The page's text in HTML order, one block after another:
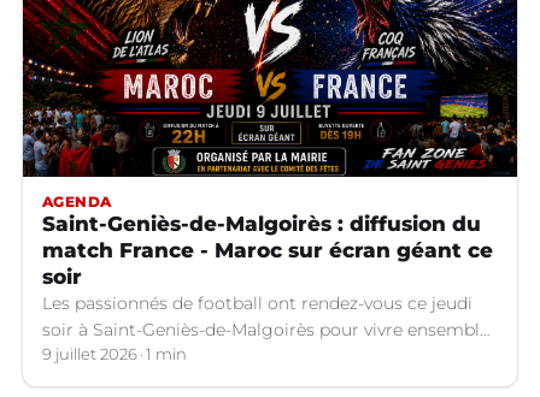
AGENDA
Saint-Geniès-de-Malgoirès : diffusion du
match France - Maroc sur écran géant ce
soir
Les passionnés de football ont rendez-vous ce jeudi
soir à Saint-Geniès-de-Malgoirès pour vivre ensemble
l'un des temps forts de la Coupe du Monde 2026.
9 juillet 2026 1 min